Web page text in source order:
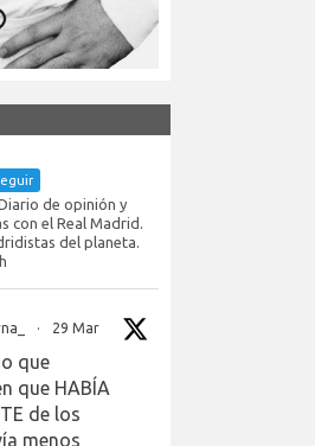
de opinión y
con el Real Madrid.
del planeta.
· 29 Mar
que
que HABÍA
de los
menos